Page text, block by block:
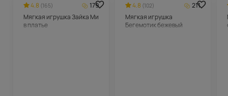
4.8 (165)
179
Мягкая игрушка Зайка Ми
в платье
4.8 (102)
211
Мягкая игрушка
Бегемотик бежевый